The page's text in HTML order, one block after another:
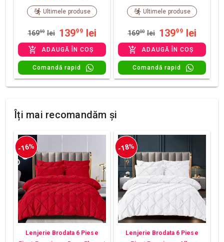
Ultimele produse
16999 lei 13999 lei
ADAUGĂ ÎN COȘ
Comandă rapid
Ultimele produse
16900 lei 13999 lei
ADAUGĂ ÎN COȘ
Comandă rapid
Îți mai recomandăm și
-16%
Lenjerie Brodata 6 Piese
-18%
Lenjerie Brodata 6 Piese